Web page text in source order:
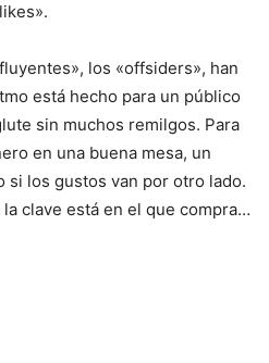
los «offsiders», han
está hecho para un público
sin muchos remilgos. Para
en una buena mesa, un
si los gustos van por otro lado.
clave está en el que compra…